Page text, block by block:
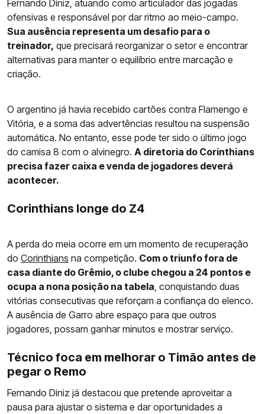
Fernando Diniz, atuando como articulador das jogadas
ofensivas e responsável por dar ritmo ao meio-campo.
Sua ausência representa um desafio para o
treinador, que precisará reorganizar o setor e encontrar
alternativas para manter o equilíbrio entre marcação e
criação.
O argentino já havia recebido cartões contra Flamengo e
Vitória, e a soma das advertências resultou na suspensão
automática. No entanto, esse pode ter sido o último jogo
do camisa 8 com o alvinegro. A diretoria do Corinthians
precisa fazer caixa e venda de jogadores deverá
acontecer.
Corinthians longe do Z4
A perda do meia ocorre em um momento de recuperação
do Corinthians na competição. Com o triunfo fora de
casa diante do Grêmio, o clube chegou a 24 pontos e
ocupa a nona posição na tabela, conquistando duas
vitórias consecutivas que reforçam a confiança do elenco.
A ausência de Garro abre espaço para que outros
jogadores, possam ganhar minutos e mostrar serviço.
Técnico foca em melhorar o Timão antes de
pegar o Remo
Fernando Diniz já destacou que pretende aproveitar a
pausa para ajustar o sistema e dar oportunidades a